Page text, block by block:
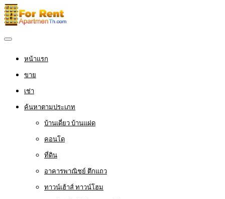
หน้าแรก
ขาย
เช่า
ค้นหาตามประเภท
บ้านเดี่ยว บ้านแฝด
คอนโด
ที่ดิน
อาคารพาณิชย์ ตึกแถว
ทาวน์เฮ้าส์ ทาวน์โฮม